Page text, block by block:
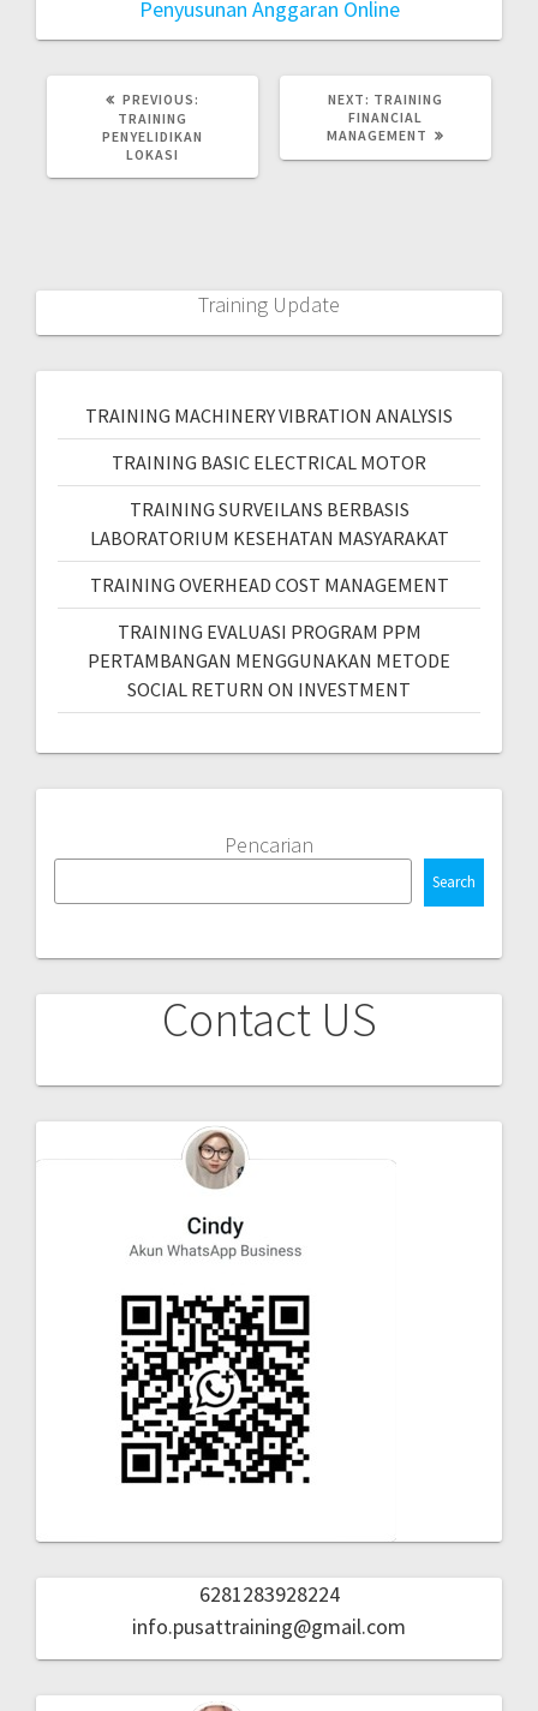
Penyusunan Anggaran Online
PREVIOUS:
TRAINING
PENYELIDIKAN
LOKASI
NEXT: TRAINING
FINANCIAL
MANAGEMENT
Training Update
TRAINING MACHINERY VIBRATION ANALYSIS
TRAINING BASIC ELECTRICAL MOTOR
TRAINING SURVEILANS BERBASIS
LABORATORIUM KESEHATAN MASYARAKAT
TRAINING OVERHEAD COST MANAGEMENT
TRAINING EVALUASI PROGRAM PPM
PERTAMBANGAN MENGGUNAKAN METODE
SOCIAL RETURN ON INVESTMENT
Pencarian
Search
Contact US
6281283928224
info.pusattraining@gmail.com